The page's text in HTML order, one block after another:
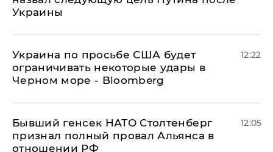
Украины
Украина по просьбе США будет
ограничивать некоторые удары в
Черном море - Bloomberg
12:22
Бывший генсек НАТО Столтенберг
признал полный провал Альянса в
отношении РФ
12:05